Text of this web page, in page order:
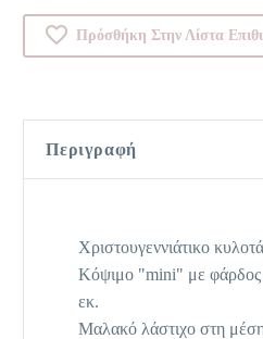
Πρόσθήκη Στην Λίστα
Περιγραφή
Χριστουγεννιάτικο
Κόψιμο "mini" με φάρδος
εκ.
Μαλακό λάστιχο στη